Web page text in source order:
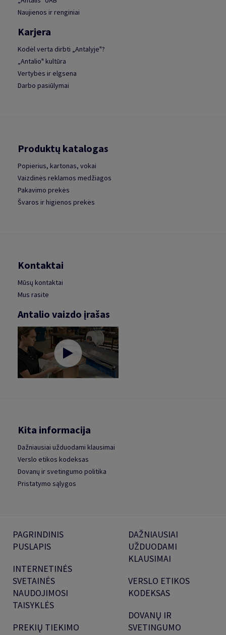
Naujienos ir renginiai
Karjera
Kodėl verta dirbti „Antalyje"?
„Antalio" kultūra
Vertybės ir elgsena
Darbo pasiūlymai
Produktų katalogas
Popierius, kartonas, vokai
Vaizdinės reklamos medžiagos
Pakavimo prekės
Švaros ir higienos prekės
Kontaktai
Mūsų kontaktai
Mus rasite
Antalio vaizdo įrašas
Kita informacija
Dažniausiai užduodami klausimai
Verslo etikos kodeksas
Dovanų ir svetingumo politika
Pristatymo sąlygos
PAGRINDINIS
PUSLAPIS
INTERNETINĖS
SVETAINĖS
NAUDOJIMOSI
TAISYKLĖS
PREKIŲ TIEKIMO
DAŽNIAUSIAI
UŽDUODAMI
KLAUSIMAI
VERSLO ETIKOS
KODEKSAS
DOVANŲ IR
SVETINGUMO